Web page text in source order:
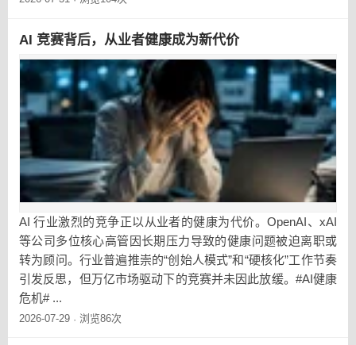
AI 竞赛背后，从业者健康成为新代价
AI 行业激烈的竞争正以从业者的健康为代价。OpenAI、xAI
等公司多位核心高管因长期压力导致的健康问题被迫离职或
转为顾问。行业普遍推崇的“创始人模式”和“硬核化”工作节奏
引发反思，但万亿市场驱动下的竞赛并未因此放缓。#AI健康
危机# ...
2026-07-29 · 浏览86次